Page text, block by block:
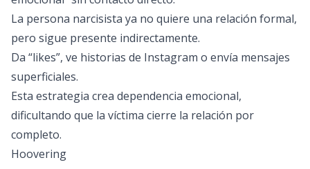
La persona narcisista ya no quiere una relación formal,
pero sigue presente indirectamente.
Da “likes”, ve historias de Instagram o envía mensajes
superficiales.
Esta estrategia crea dependencia emocional,
dificultando que la víctima cierre la relación por
completo.
Hoovering